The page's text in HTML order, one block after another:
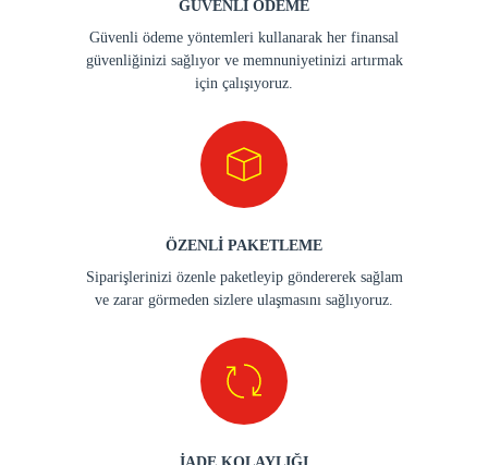
GÜVENLİ ÖDEME
Güvenli ödeme yöntemleri kullanarak her finansal
güvenliğinizi sağlıyor ve memnuniyetinizi artırmak
için çalışıyoruz.
ÖZENLİ PAKETLEME
Siparişlerinizi özenle paketleyip göndererek sağlam
ve zarar görmeden sizlere ulaşmasını sağlıyoruz.